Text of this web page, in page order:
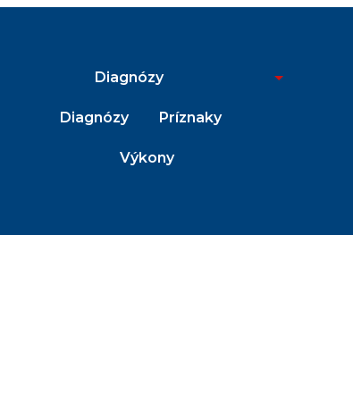
Diagnózy
Diagnózy Príznaky
Výkony